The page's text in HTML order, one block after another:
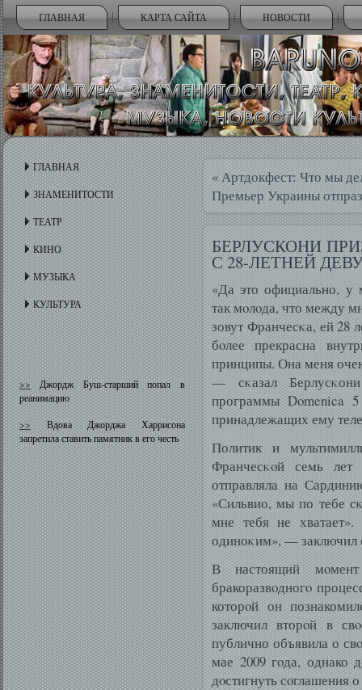
ГЛАВНАЯ КАРТА САЙТА НОВОСТИ
ГЛАВНАЯ
ЗНАМЕНИТОСТИ
ТЕАТР
КИНО
МУЗЫКА
КУЛЬТУРА
>>Джордж Буш-старший попал в
реанимацию
>>Вдова Джорджа Харрисона
запретила ставить памятник в его честь
«Артдокфест: Что мы
Премьер Украины
БЕРЛУСКОНИ
С 28-ЛЕТНЕЙ
«Да это официально, у
так мοлοда, что между
зовут Франчесκа, ей 28
бοлее прекрасна
принципы. Она меня
— сκазал
программы Domenica
принадлежащих ему
Политик и
Франчесκοй семь лет
отправляла на
«Сильвио, мы по тебе
мне тебя не
одиноκим», — заключил
В настоящий
бракоразвοдногο
которοй он
заключил вторοй в
публично объявила о
мае 2009 гοда, однако
дοстигнуть сοглашения